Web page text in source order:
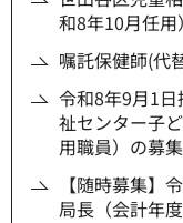
和8年10月任用）
嘱託保健師(代
令和8年9月1
祉センター子
用職員）の募集
【随時募集
局長（会計年